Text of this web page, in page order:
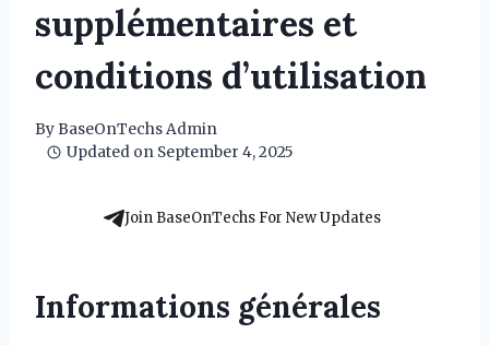
supplémentaires et
conditions d’utilisation
ByBaseOnTechs Admin
Updated on September 4, 2025
Join BaseOnTechs For New Updates
Informations générales